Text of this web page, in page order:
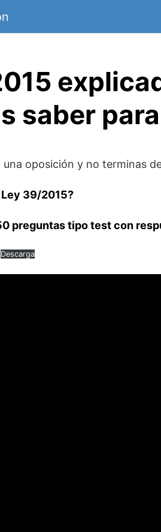
saber
una oposición y no terminas
Ley 39/2015?
preguntas tipo test con
Descarga